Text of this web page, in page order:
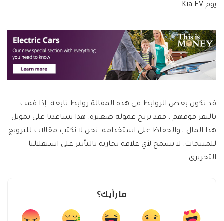
يوم Kia EV.
قد تكون بعض الروابط في هذه المقالة روابط تابعة. إذا قمت
بالنقر فوقهم ، فقد نربح عمولة صغيرة. هذا يساعدنا على تمويل
هذا المال ، والحفاظ على استخدامه. نحن لا نكتب مقالات للترويج
للمنتجات. لا نسمح لأي علاقة تجارية بالتأثير على استقلالنا
التحريري.
ما رأيك؟